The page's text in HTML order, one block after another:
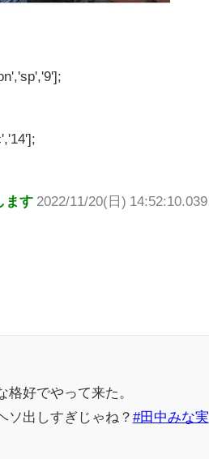
ます 2022/11/20(日) 14:52:10.039
好でやって来た。
ソ出しすぎじゃね？ #田中みな実